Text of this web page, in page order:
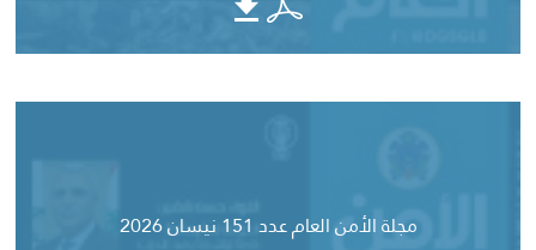
مجلة الأمن العام عدد 151 نيسان 2026